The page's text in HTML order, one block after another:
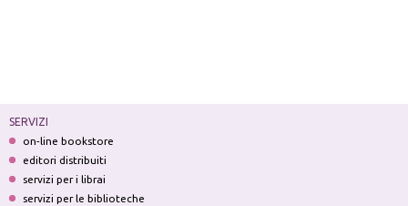
SERVIZI
on-line bookstore
editori distribuiti
servizi per i librai
servizi per le biblioteche